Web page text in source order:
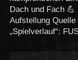
Dach und Fach
Aufstellung Quelle
„Spielverlauf“: